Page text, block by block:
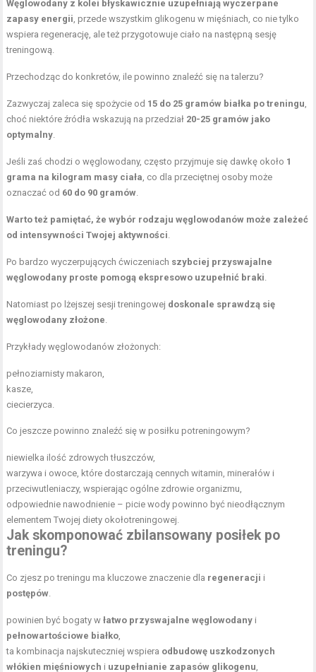
Węglowodany z kolei błyskawicznie uzupełniają wyczerpane
zapasy energii, przede wszystkim glikogenu w mięśniach, co nie tylko
wspiera regenerację, ale też przygotowuje ciało na następną sesję
treningową.
Przechodząc do konkretów, ile powinno znaleźć się na talerzu?
Zazwyczaj zaleca się spożycie od 15 do 25 gramów białka po treningu,
choć niektóre źródła wskazują na przedział 20-25 gramów jako
optymalny.
Jeśli zaś chodzi o węglowodany, często przyjmuje się dawkę około 1
grama na kilogram masy ciała, co dla przeciętnej osoby może
oznaczać od 60 do 90 gramów.
Warto też pamiętać, że wybór rodzaju węglowodanów może zależeć
od intensywności Twojej aktywności.
Po bardzo wyczerpujących ćwiczeniach szybciej przyswajalne
węglowodany proste pomogą ekspresowo uzupełnić braki.
Natomiast po lżejszej sesji treningowej doskonale sprawdzą się
węglowodany złożone.
Przykłady węglowodanów złożonych:
pełnoziarnisty makaron,
kasze,
ciecierzyca.
Co jeszcze powinno znaleźć się w posiłku potreningowym?
niewielka ilość zdrowych tłuszczów,
warzywa i owoce, które dostarczają cennych witamin, minerałów i
przeciwutleniaczy, wspierając ogólne zdrowie organizmu,
odpowiednie nawodnienie – picie wody powinno być nieodłącznym
elementem Twojej diety okołotreningowej.
Jak skomponować zbilansowany posiłek po
treningu?
Co zjesz po treningu ma kluczowe znaczenie dla regeneracji i
postępów.
powinien być bogaty włatwo przyswajalne węglowodany i
pełnowartościowe białko,
ta kombinacja najskuteczniej wspiera odbudowę uszkodzonych
włókien mięśniowych i uzupełnianie zapasów glikogenu,